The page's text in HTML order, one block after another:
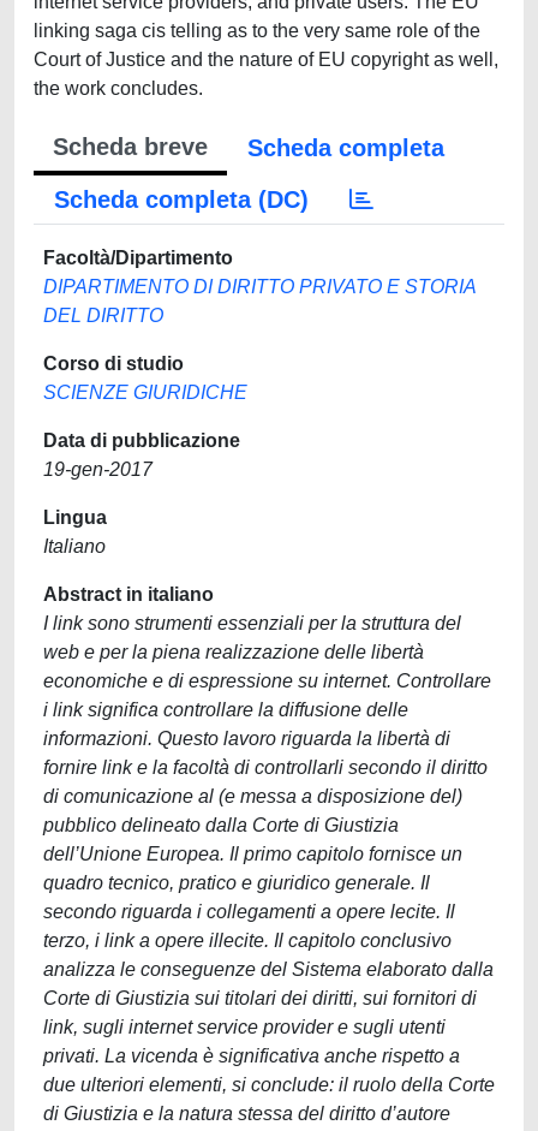
linking saga cis telling as to the very same role of the
Court of Justice and the nature of EU copyright as well,
the work concludes.
Scheda breve
Scheda completa
Scheda completa (DC)
Facoltà/Dipartimento
DIPARTIMENTO DI DIRITTO PRIVATO E STORIA
DEL DIRITTO
Corso di studio
SCIENZE GIURIDICHE
Data di pubblicazione
19-gen-2017
Lingua
Italiano
Abstract in italiano
I link sono strumenti essenziali per la struttura del
web e per la piena realizzazione delle libertà
economiche e di espressione su internet. Controllare
i link significa controllare la diffusione delle
informazioni. Questo lavoro riguarda la libertà di
fornire link e la facoltà di controllarli secondo il diritto
di comunicazione al (e messa a disposizione del)
pubblico delineato dalla Corte di Giustizia
dell’Unione Europea. Il primo capitolo fornisce un
quadro tecnico, pratico e giuridico generale. Il
secondo riguarda i collegamenti a opere lecite. Il
terzo, i link a opere illecite. Il capitolo conclusivo
analizza le conseguenze del Sistema elaborato dalla
Corte di Giustizia sui titolari dei diritti, sui fornitori di
link, sugli internet service provider e sugli utenti
privati. La vicenda è significativa anche rispetto a
due ulteriori elementi, si conclude: il ruolo della Corte
di Giustizia e la natura stessa del diritto d’autore